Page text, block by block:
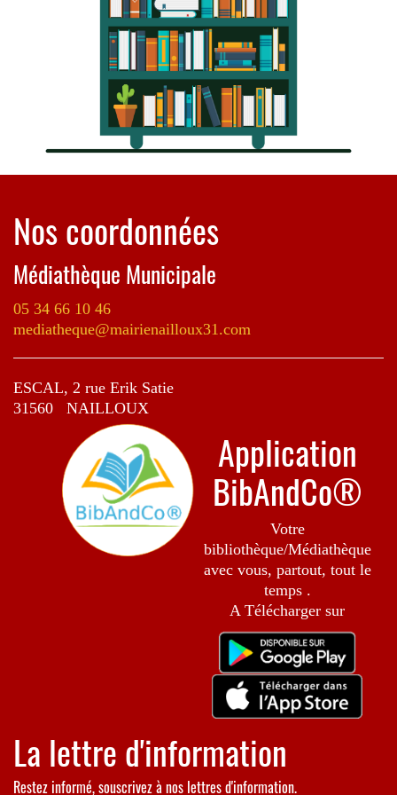
Nos coordonnées
Médiathèque Municipale
05 34 66 10 46
mediatheque@mairienailloux31.com
ESCAL, 2 rue Erik Satie
31560 NAILLOUX
Application
BibAndCo®
Votre
bibliothèque/Médiathèque
avec vous, partout, tout le
temps .
A Télécharger sur
La lettre d'information
Restez informé, souscrivez à nos lettres d'information.